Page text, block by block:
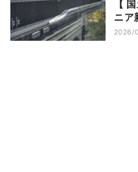
【
ニア
2026/